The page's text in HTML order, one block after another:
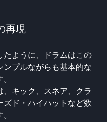
再現
たように、ドラムはこの
ンプルながらも基本的な
。
、キック、スネア、クラ
ズド・ハイハットなど数
。